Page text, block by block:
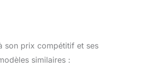
son prix compétitif et ses
similaires :